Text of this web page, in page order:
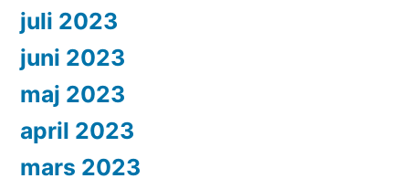
juli 2023
juni 2023
maj 2023
april 2023
mars 2023